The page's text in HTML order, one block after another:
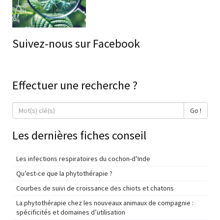
Suivez-nous sur Facebook
Effectuer une recherche ?
Go !
Les dernières fiches conseil
Les infections respiratoires du cochon-d’Inde
Qu’est-ce que la phytothérapie ?
Courbes de suivi de croissance des chiots et chatons
La phytothérapie chez les nouveaux animaux de compagnie :
spécificités et domaines d’utilisation